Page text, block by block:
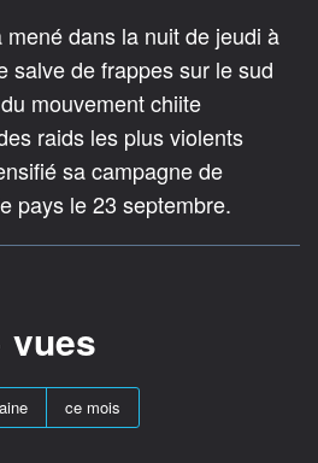
dans la nuit de jeudi à
salve de frappes sur le sud
mouvement chiite
raids les plus violents
sa campagne de
pays le 23 septembre.
vues
ce mois